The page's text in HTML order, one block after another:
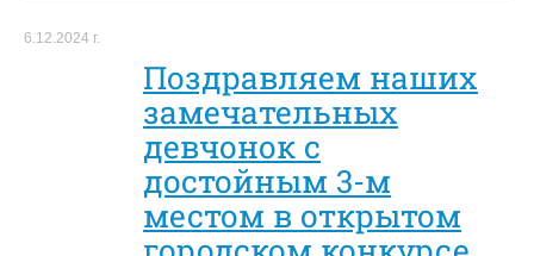
6.12.2024 г.
Поздравляем наших
замечательных
девчонок с
достойным 3-м
местом в открытом